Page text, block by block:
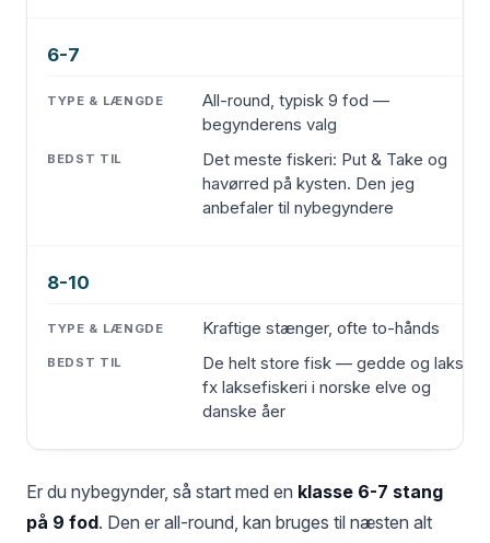
6-7
All-round, typisk 9 fod —
begynderens valg
Det meste fiskeri: Put & Take og
havørred på kysten. Den jeg
anbefaler til nybegyndere
8-10
Kraftige stænger, ofte to-hånds
De helt store fisk — gedde og laks,
fx laksefiskeri i norske elve og
danske åer
Er du nybegynder, så start med en klasse 6-7 stang
på 9 fod. Den er all-round, kan bruges til næsten alt